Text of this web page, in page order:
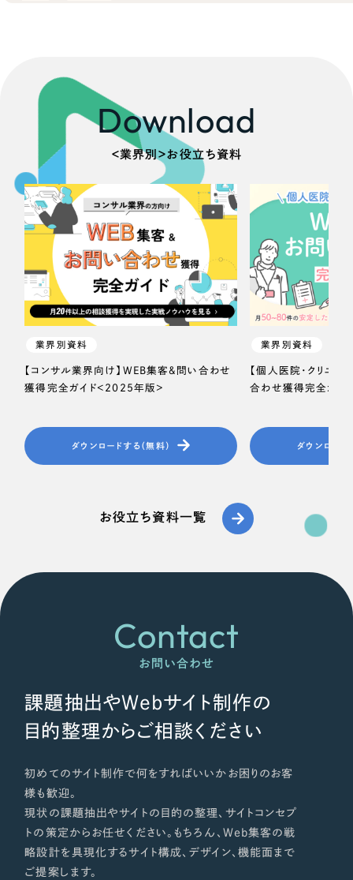
Download
＜業界別＞お役立ち資料
業界別資料
【コンサル業界向け】WEB集客＆問い合わせ
獲得完全ガイド＜2025年版＞
ダウンロードする（無料）
業界別資料
【個人医院・クリニッ
合わせ獲得完全ガイ
ダウンロード
お役立ち資料一覧
Contact
お問い合わせ
課題抽出やWebサイト制作の
目的整理からご相談ください
初めてのサイト制作で何をすればいいかお困りのお客
様も歓迎。
現状の課題抽出やサイトの目的の整理、サイトコンセプ
トの策定からお任せください。もちろん、Web集客の戦
略設計を具現化するサイト構成、デザイン、機能面まで
ご提案します。